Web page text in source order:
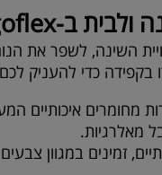
ולבית ב-
השינה, לשפר את
בקפידה כדי להעניק
מחומרים איכותיים
מאלרגיות.
זמינים במגוון